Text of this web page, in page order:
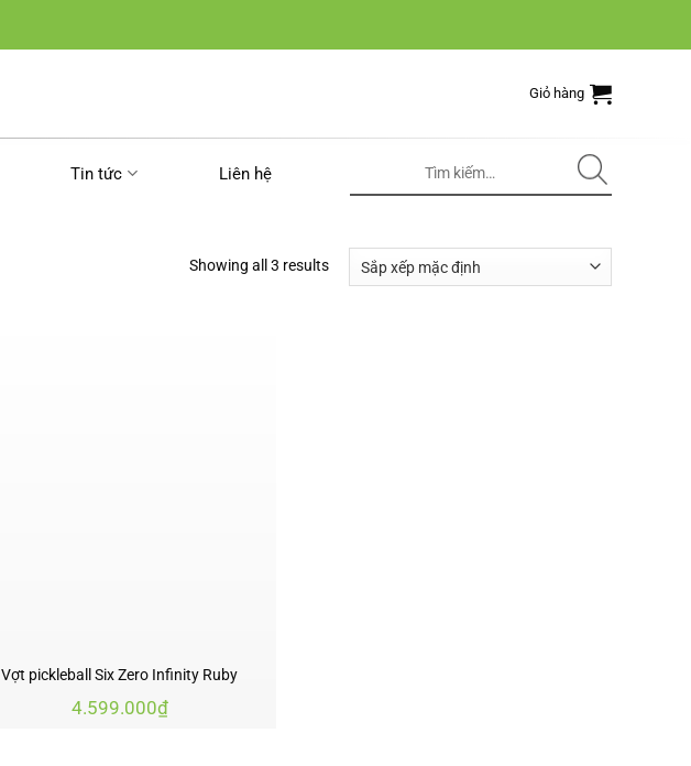
Giỏ hàng
Tin tức Liên hệ
Showing all 3 results
Vợt pickleball Six Zero Infinity Ruby
4.599.000₫